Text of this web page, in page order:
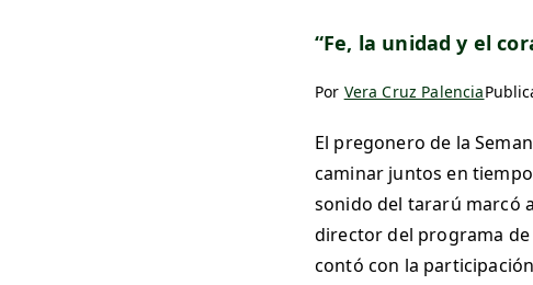
“Fe, la unidad y el
Por Vera Cruz Palencia
El pregonero de la
caminar juntos en
sonido del tararú marcó
director del programa de
contó con la